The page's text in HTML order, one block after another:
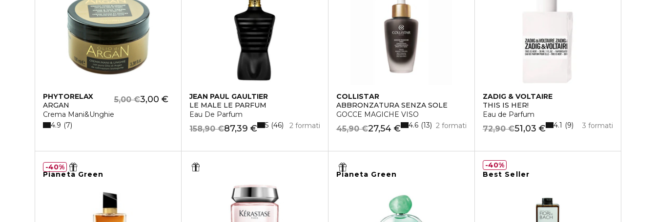
PHYTORELAX
ARGAN
Crema Mani&Unghie
3,00 €
5,00 €
4.9 7
JEAN PAUL GAULTIER
LE MALE LE PARFUM
Eau De Parfum
87,39 €
158,90 € 2 formati
5 46
COLLISTAR
ABBRONZATURA SENZA SOLE
GOCCE MAGICHE VISO
27,54 €
45,90 € 2 formati
4.6 13
ZADIG & VOLTAIRE
THIS IS HER!
Eau de Parfum
51,03 €
72,90 € 3 formati
4.1 9
Pianeta Green
40%
Pianeta Green
Best Seller
40%